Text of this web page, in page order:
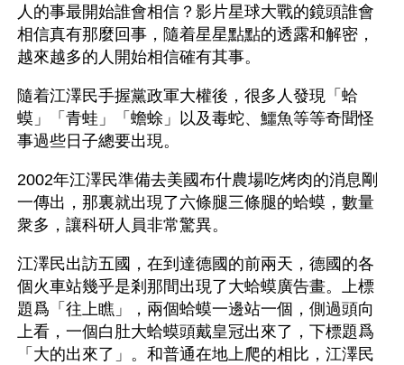
人的事最開始誰會相信？影片星球大戰的鏡頭誰會
相信真有那麼回事，隨着星星點點的透露和解密，
越來越多的人開始相信確有其事。
隨着江澤民手握黨政軍大權後，很多人發現「蛤
蟆」「青蛙」「蟾蜍」以及毒蛇、鱷魚等等奇聞怪
事過些日子總要出現。
2002年江澤民準備去美國布什農場吃烤肉的消息剛
一傳出，那裏就出現了六條腿三條腿的蛤蟆，數量
衆多，讓科研人員非常驚異。
江澤民出訪五國，在到達德國的前兩天，德國的各
個火車站幾乎是剎那間出現了大蛤蟆廣告畫。上標
題爲「往上瞧」，兩個蛤蟆一邊站一個，側過頭向
上看，一個白肚大蛤蟆頭戴皇冠出來了，下標題爲
「大的出來了」。和普通在地上爬的相比，江澤民